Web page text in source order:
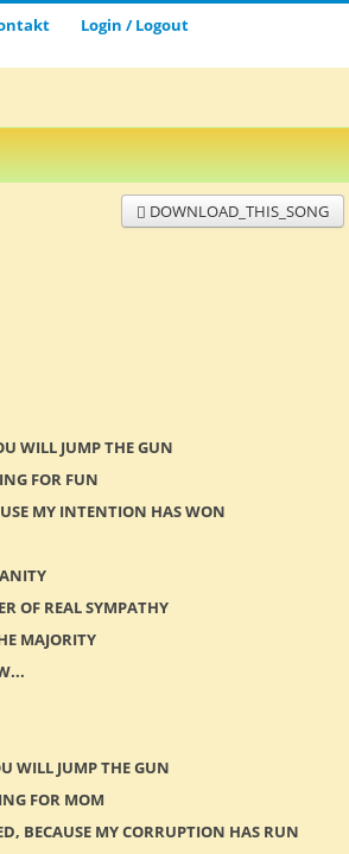
Login / Logout
DOWNLOAD_THIS_SONG
WILL JUMP THE GUN
FOR FUN
MY INTENTION HAS WON
OF REAL SYMPATHY
MAJORITY
WILL JUMP THE GUN
FOR MOM
BECAUSE MY CORRUPTION HAS RUN